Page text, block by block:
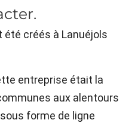
été créés à Lanuéjols
entreprise était la
aux alentours
forme de ligne